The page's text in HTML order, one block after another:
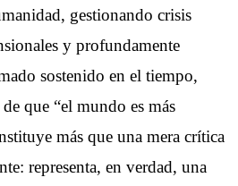
gestionando crisis
y profundamente
sostenido en el tiempo,
que “el mundo es más
más que una mera crítica
representa, en verdad, una